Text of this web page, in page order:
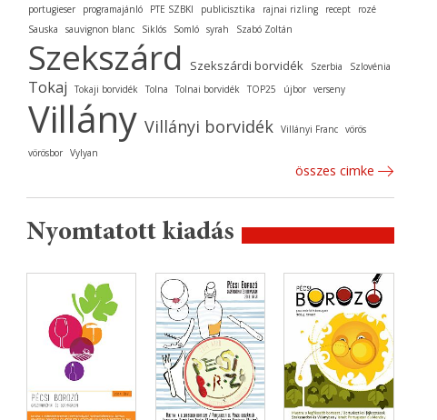
portugieser
programajánló PTE SZBKI publicisztika rajnai rizling recept
rozé
Sauska
sauvignon blanc Siklós Somló syrah Szabó Zoltán
Szekszárd Szekszárdi borvidék Szerbia Szlovénia
Tokaj Tokaji borvidék Tolna Tolnai borvidék TOP25 újbor verseny
Villány Villányi borvidék Villányi Franc vörös
vörösbor Vylyan
összes cimke
Nyomtatott kiadás